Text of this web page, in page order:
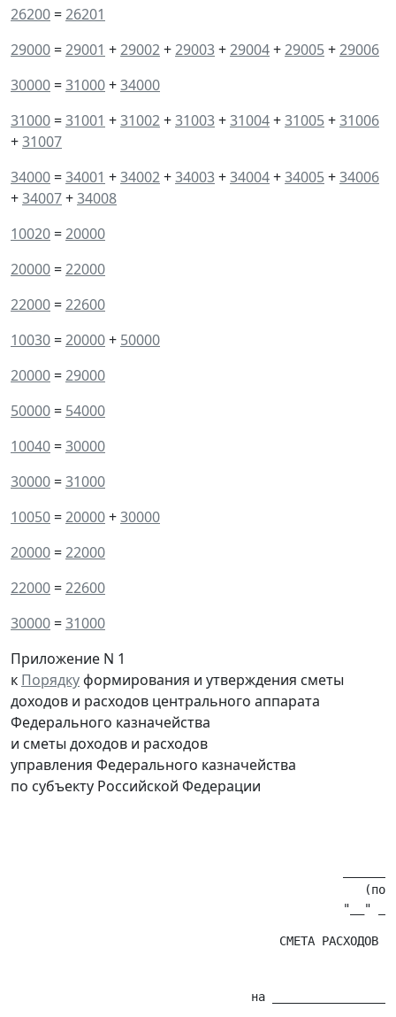
26200=26201
29000=29001 +29002+29003+29004+29005+29006
30000=31000+34000
31000=31001 +31002+31003+31004+31005+31006
+31007
34000=34001 +34002+34003+34004+34005+34006
+34007+34008
10020=20000
20000=22000
22000=22600
10030=20000+ 50000
20000=29000
50000= 54000
10040=30000
30000=31000
10050=20000+30000
20000=22000
22000=22600
30000=31000
Приложение N 1
к Порядкуформирования и утверждения сметы
доходов и расходов центрального аппарата
Федерального казначейства
и сметы доходов и расходов
управления Федерального казначейства
по субъекту Российской Федерации
СМЕТА РАСХОДОВ
на